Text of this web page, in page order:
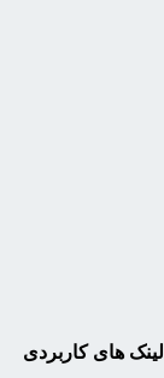
لینک های کاربردی